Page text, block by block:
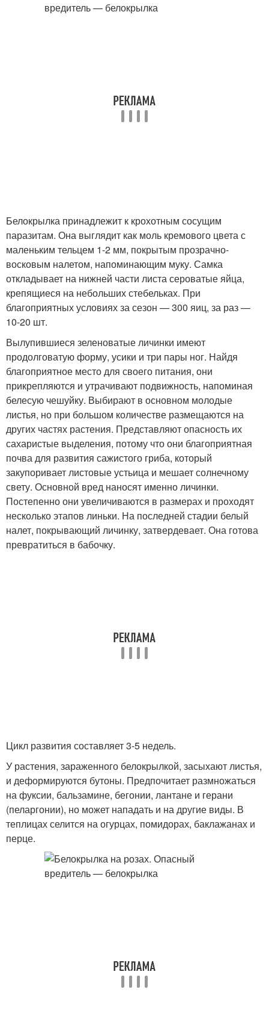
Белокрылка принадлежит к крохотным сосущим
паразитам. Она выглядит как моль кремового цвета с
маленьким тельцем 1-2 мм, покрытым прозрачно-
восковым налетом, напоминающим муку. Самка
откладывает на нижней части листа сероватые яйца,
крепящиеся на небольших стебельках. При
благоприятных условиях за сезон — 300 яиц, за раз —
10-20 шт.
Вылупившиеся зеленоватые личинки имеют
продолговатую форму, усики и три пары ног. Найдя
благоприятное место для своего питания, они
прикрепляются и утрачивают подвижность, напоминая
белесую чешуйку. Выбирают в основном молодые
листья, но при большом количестве размещаются на
других частях растения. Представляют опасность их
сахаристые выделения, потому что они благоприятная
почва для развития сажистого гриба, который
закупоривает листовые устьица и мешает солнечному
свету. Основной вред наносят именно личинки.
Постепенно они увеличиваются в размерах и проходят
несколько этапов линьки. На последней стадии белый
налет, покрывающий личинку, затвердевает. Она готова
превратиться в бабочку.
Цикл развития составляет 3-5 недель.
У растения, зараженного белокрылкой, засыхают листья,
и деформируются бутоны. Предпочитает размножаться
на фуксии, бальзамине, бегонии, лантане и герани
(пеларгонии), но может нападать и на другие виды. В
теплицах селится на огурцах, помидорах, баклажанах и
перце.